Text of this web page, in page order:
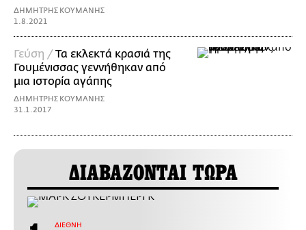
ΔΗΜΗΤΡΗΣ ΚΟΥΜΑΝΗΣ
1.8.2021
Γεύση /Τα εκλεκτά κρασιά της
Γουμένισσας γεννήθηκαν από
μια ιστορία αγάπης
ΔΗΜΗΤΡΗΣ ΚΟΥΜΑΝΗΣ
31.1.2017
ΔΙΑΒΑΖΟΝΤΑΙ ΤΩΡΑ
ΔΙΕΘΝΗ